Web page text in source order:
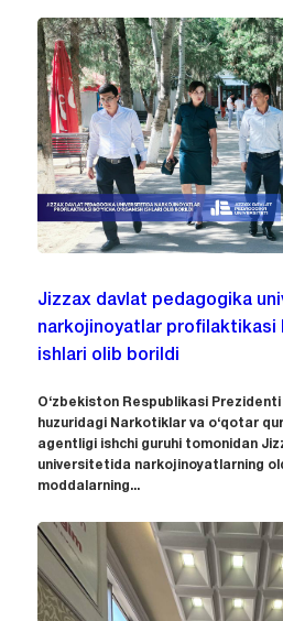
Jizzax davlat pedagogika
narkojinoyatlar profilaktikasi
ishlari olib borildi
O‘zbekiston Respublikasi
huzuridagi Narkotiklar va o‘qotar
agentligi ishchi guruhi tomonidan
universitetida narkojinoyatlarning
moddalarning...